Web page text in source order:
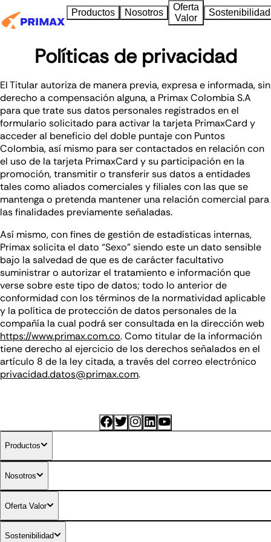
Productos Nosotros
Oferta
Valor
Sostenibilidad
Políticas de privacidad
El Titular autoriza de manera previa, expresa e informada, sin
derecho a compensación alguna, a Primax Colombia S.A
para que trate sus datos personales registrados en el
formulario solicitado para activar la tarjeta PrimaxCard y
acceder al beneficio del doble puntaje con Puntos
Colombia, así mismo para ser contactados en relación con
el uso de la tarjeta PrimaxCard y su participación en la
promoción, transmitir o transferir sus datos a entidades
tales como aliados comerciales y filiales con las que se
mantenga o pretenda mantener una relación comercial para
las finalidades previamente señaladas.
Así mismo, con fines de gestión de estadísticas internas,
Primax solicita el dato “Sexo” siendo este un dato sensible
bajo la salvedad de que es de carácter facultativo
suministrar o autorizar el tratamiento e información que
verse sobre este tipo de datos; todo lo anterior de
conformidad con los términos de la normatividad aplicable
y la política de protección de datos personales de la
compañía la cual podrá ser consultada en la dirección web
https://www.primax.com.co. Como titular de la información
tiene derecho al ejercicio de los derechos señalados en el
artículo 8 de la ley citada, a través del correo electrónico
privacidad.datos@primax.com.
Productos
Combustibles diferenciados
Nosotros
Oferta Valor
Sostenibilidad